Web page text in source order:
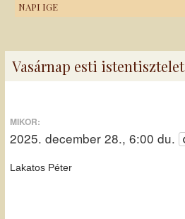
NAPI IGE
Vasárnap esti istentisztelet
MIKOR:
2025. december 28., 6:00 du.
Lakatos Péter